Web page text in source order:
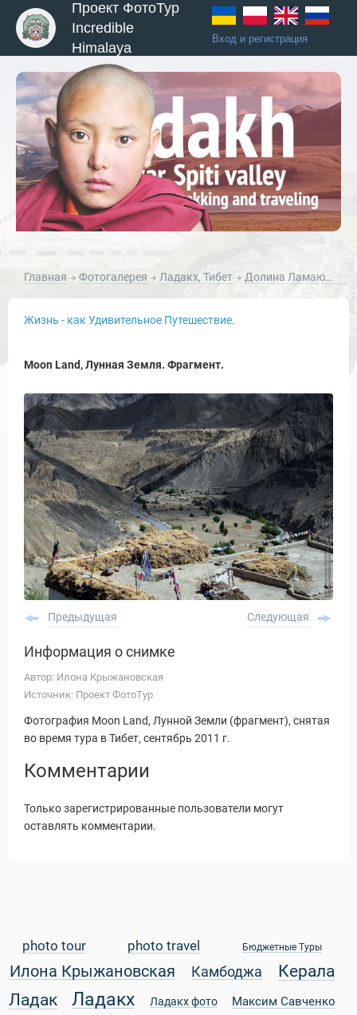
и Туры
Проект ФотоТур
Incredible
Himalaya
Вход и регистрация
Главная Фотогалерея Ладакх, Тибет Долина Ламаюру, Ладакх
Жизнь - как Удивительное Путешествие.
Moon Land, Лунная Земля. Фрагмент.
Предыдущая Следующая
Информация о снимке
Автор: Илона Крыжановская
Источник: Проект ФотоТур
Фотография Moon Land, Лунной Земли (фрагмент), снятая
во время тура в Тибет, сентябрь 2011 г.
Комментарии
Только зарегистрированные пользователи могут
оставлять комментарии.
photo tour photo travel Бюджетные Туры
Илона Крыжановская Камбоджа
Керала
Ладак
Ладакх Ладакх фото Максим Савченко